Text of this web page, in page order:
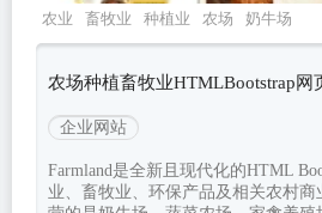
农业 畜牧业 种植业 农场 奶牛场
农场种植畜牧业HTMLBootstrap网
企业网站
Farmland是全新且现代化的HTML
业、畜牧业、环保产品及相关农村